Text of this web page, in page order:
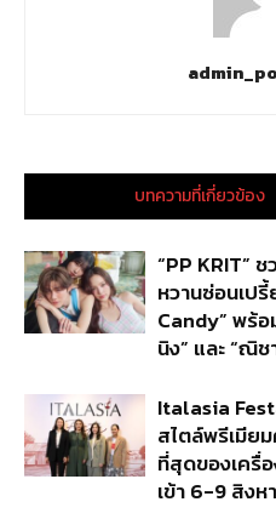
บทความที่เกี่ยวข้อง
“PP KRIT”
หวานซ่อนเปรี้
Candy” พร้อ
นิง” และ “ณิ
Italasia
สไตล์พรีเมีย
ที่สุดของเครื่
เข้า 6-9 สิงห